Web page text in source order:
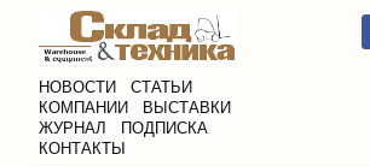
НОВОСТИ
СТАТЬИ
КОМПАНИИ
ВЫСТАВКИ
ЖУРНАЛ
ПОДПИСКА
КОНТАКТЫ